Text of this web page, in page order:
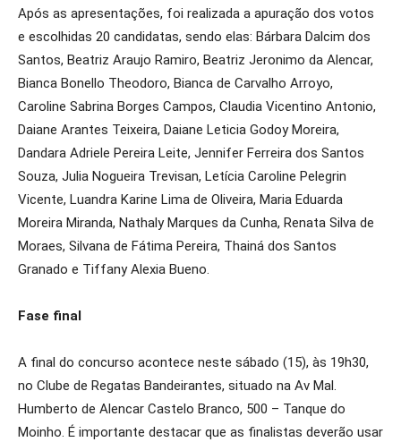
Após as apresentações, foi realizada a apuração dos votos
e escolhidas 20 candidatas, sendo elas: Bárbara Dalcim dos
Santos, Beatriz Araujo Ramiro, Beatriz Jeronimo da Alencar,
Bianca Bonello Theodoro, Bianca de Carvalho Arroyo,
Caroline Sabrina Borges Campos, Claudia Vicentino Antonio,
Daiane Arantes Teixeira, Daiane Leticia Godoy Moreira,
Dandara Adriele Pereira Leite, Jennifer Ferreira dos Santos
Souza, Julia Nogueira Trevisan, Letícia Caroline Pelegrin
Vicente, Luandra Karine Lima de Oliveira, Maria Eduarda
Moreira Miranda, Nathaly Marques da Cunha, Renata Silva de
Moraes, Silvana de Fátima Pereira, Thainá dos Santos
Granado e Tiffany Alexia Bueno.
Fase final
A final do concurso acontece neste sábado (15), às 19h30,
no Clube de Regatas Bandeirantes, situado na Av Mal.
Humberto de Alencar Castelo Branco, 500 – Tanque do
Moinho. É importante destacar que as finalistas deverão usar